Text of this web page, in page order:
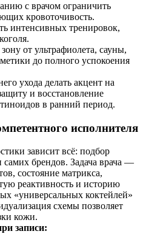
с врачом ограничить
кровоточивость.
интенсивных тренировок,
от ультрафиолета, сауны,
до полного успокоения
ухода делать акцент на
и восстановление
в ранний период.
исполнителя
зависит всё: подбор
брендов. Задача врача —
состояние матрикса,
реактивность и историю
«универсальных коктейлей»
схемы позволяет
кожи.
записи: